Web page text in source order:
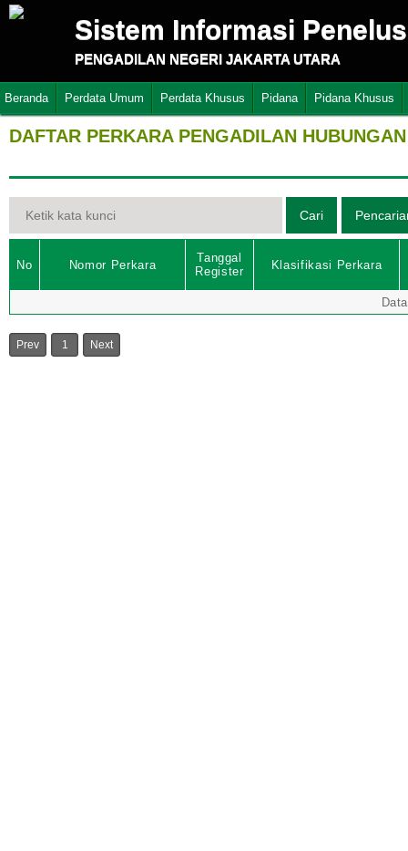
Sistem Informasi
PENGADILAN NEGERI JAKARTA UTARA
Beranda Perdata Umum Perdata Khusus Pidana Pidana Khusus
DAFTAR PERKARA PENGADILAN
No Nomor Perkara
Tanggal
Register
Klasifikasi Perkara
Prev 1 Next